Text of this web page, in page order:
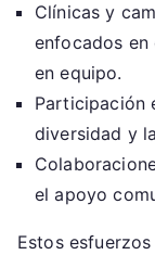
Clínicas y
enfocados
en equipo.
Participación
diversidad y
el apoyo
Estos